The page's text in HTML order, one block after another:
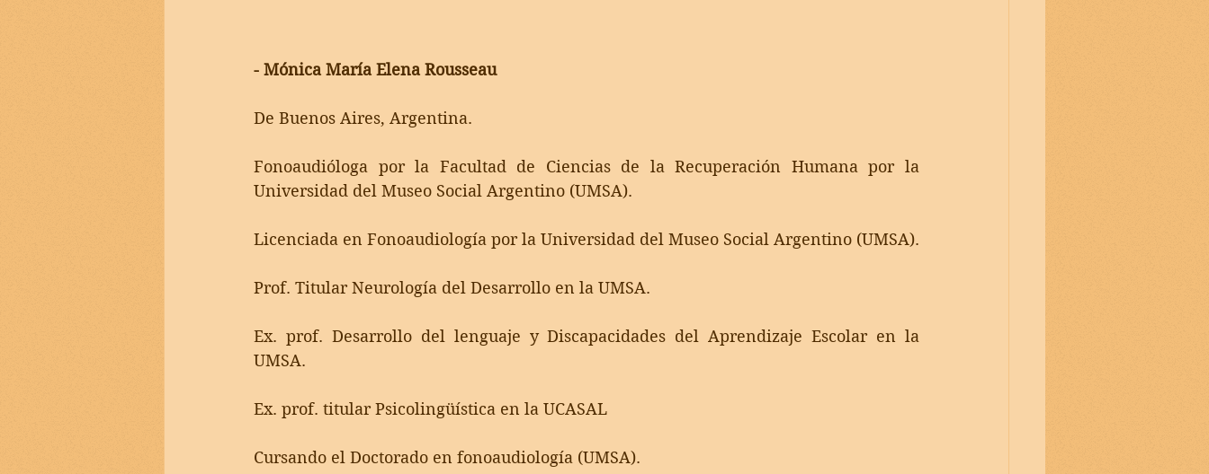
- Mónica María Elena Rousseau
De Buenos Aires, Argentina.
Fonoaudióloga por la Facultad de Ciencias de la Recuperación Humana por la
Universidad del Museo Social Argentino (UMSA).
Licenciada en Fonoaudiología por la Universidad del Museo Social Argentino (UMSA).
Prof. Titular Neurología del Desarrollo en la UMSA.
Ex. prof. Desarrollo del lenguaje y Discapacidades del Aprendizaje Escolar en la
UMSA.
Ex. prof. titular Psicolingüística en la UCASAL
Cursando el Doctorado en fonoaudiología (UMSA).